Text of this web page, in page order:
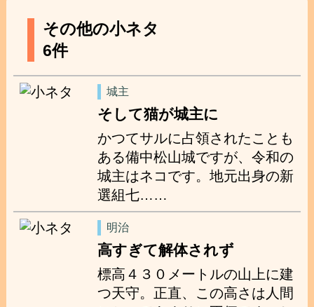
その他の小ネタ
6件
城主
そして猫が城主に
かつてサルに占領されたことも
ある備中松山城ですが、令和の
城主はネコです。地元出身の新
選組七……
明治
高すぎて解体されず
標高４３０メートルの山上に建
つ天守。正直、この高さは人間